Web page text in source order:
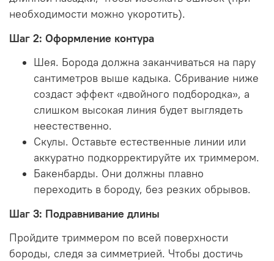
необходимости можно укоротить).
Шаг 2: Оформление контура
Шея. Борода должна заканчиваться на пару
сантиметров выше кадыка. Сбривание ниже
создаст эффект «двойного подбородка», а
слишком высокая линия будет выглядеть
неестественно.
Скулы. Оставьте естественные линии или
аккуратно подкорректируйте их триммером.
Бакенбарды. Они должны плавно
переходить в бороду, без резких обрывов.
Шаг 3: Подравнивание длины
Пройдите триммером по всей поверхности
бороды, следя за симметрией. Чтобы достичь